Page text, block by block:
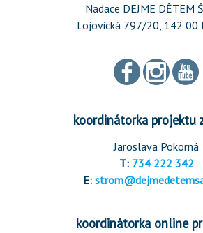
Nadace DEJME DĚTEM
Lojovická 797/20, 142 00
koordinátorka projektu
Jaroslava Pokorná
T: 734 222 342
E:
koordinátorka online